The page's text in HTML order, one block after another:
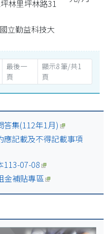
林里坪林路31
立勤益科技大
最後一
頁
顯示8 筆/共1
頁
答集(112年1月)
應記載及不得記載事項
113-07-08
金補貼專區